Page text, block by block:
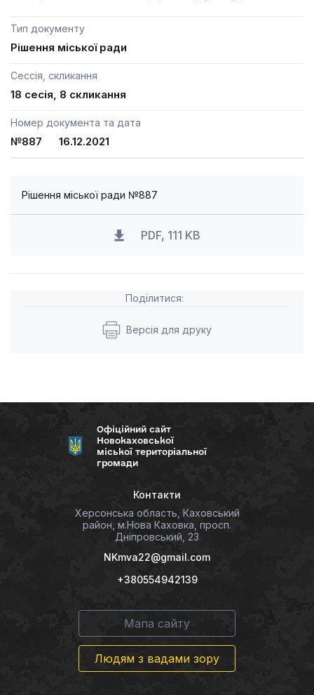
Тип документу
Рішення міської ради
Сессія, скликання
18 сесія, 8 скликання
Номер документа та дата
№887 16.12.2021
Рішення міської ради №887
PDF, 111 KB
Поділитися:
Версія для друку
Офіційний сайт
Новокаховської
міської територіальної
громади
Контакти
Херсонська область, Каховський
район, м.Нова Каховка, просп.
Дніпровський, 23
NKmva22@gmail.com
+380554942139
Мапа сайту
Людям з вадами зору